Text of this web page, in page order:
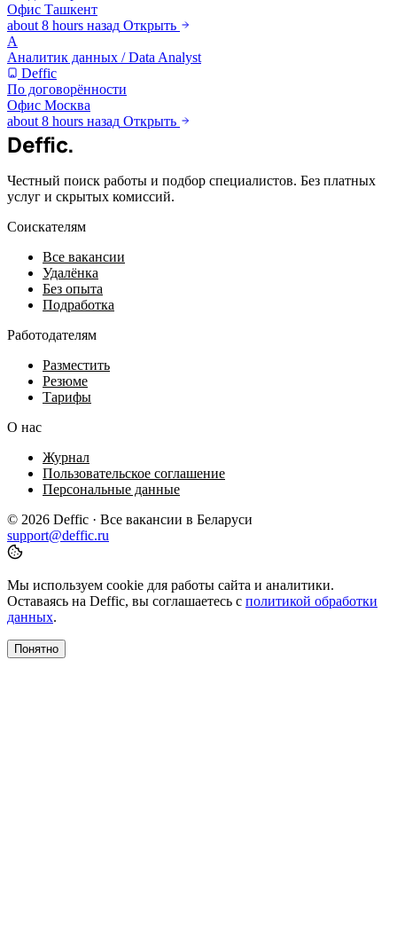
Офис Ташкент
about 8 hours назад Открыть
А
Аналитик данных / Data Analyst
Deffic
По договорённости
Офис Москва
about 8 hours назад Открыть
Deffic.
Честный поиск работы и подбор специалистов. Без платных
услуг и скрытых комиссий.
Соискателям
Все вакансии
Удалёнка
Без опыта
Подработка
Работодателям
Разместить
Резюме
Тарифы
О нас
Журнал
Пользовательское соглашение
Персональные данные
© 2026 Deffic · Все вакансии в Беларуси
support@deffic.ru
Мы используем cookie для работы сайта и аналитики.
Оставаясь на Deffic, вы соглашаетесь с политикой обработки
данных.
Понятно